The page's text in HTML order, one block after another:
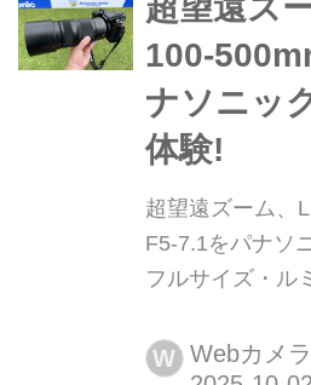
超望遠ズ
100-
ナソニッ
体験!
超望遠ズーム、
F5-7.1をパナソ
フルサイズ・ル
遠ズームが登場
W Webカメ